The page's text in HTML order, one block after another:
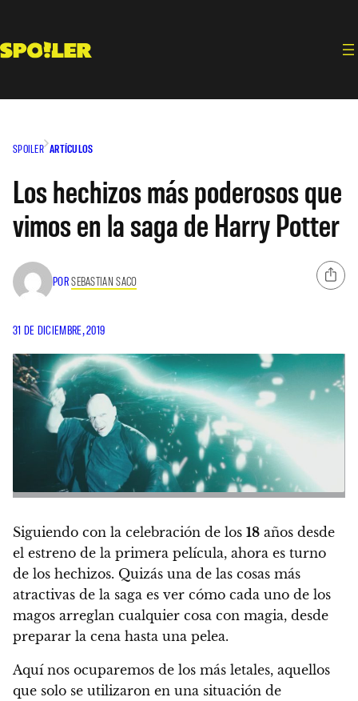
contenido
SPOILER ARTÍCULOS
Los hechizos más poderosos que
vimos en la saga de Harry Potter
PORSEBASTIAN SACO
31 DE DICIEMBRE, 2019
Siguiendo con la celebración de los 18 años desde
el estreno de la primera película, ahora es turno
de los hechizos. Quizás una de las cosas más
atractivas de la saga es ver cómo cada uno de los
magos arreglan cualquier cosa con magia, desde
preparar la cena hasta una pelea.
Aquí nos ocuparemos de los más letales, aquellos
que solo se utilizaron en una situación de